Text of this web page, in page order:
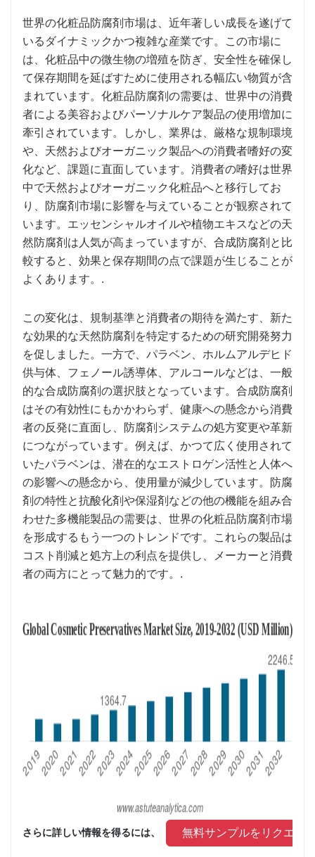
世界の化粧品防腐剤市場は、近年著しい成長を遂げて
いるダイナミックかつ複雑な産業です。この市場に
は、化粧品中の微生物の増殖を防ぎ、安全性を確保し
て保存期間を延ばすために使用される幅広い物質が含
まれています。化粧品防腐剤の需要は、世界中の消費
者による美容およびパーソナルケア製品の使用増加に
牽引されています。しかし、業界は、厳格な規制環境
や、天然およびオーガニック製品への消費者嗜好の変
化など、課題に直面しています。消費者の嗜好は世界
中で天然およびオーガニック化粧品へと移行してお
り、防腐剤市場に影響を与えていることが観察されて
います。エッセンシャルオイルや植物エキスなどの天
然防腐剤は人気が高まっていますが、合成防腐剤と比
較すると、効果と保存期間の点で課題が生じることが
よくあります。.
この変化は、規制基準と消費者の期待を満たす、新た
な効果的な天然防腐剤を特定するための研究開発努力
を促しました。一方で、パラベン、ホルムアルデヒド
供与体、フェノール誘導体、アルコールなどは、一般
的な合成防腐剤の選択肢となっています。合成防腐剤
はその有効性にもかかわらず、健康への懸念から消費
者の反発に直面し、防腐剤システムの処方変更や革新
につながっています。例えば、かつて広く使用されて
いたパラベンは、潜在的なエストロゲン活性と人体へ
の影響への懸念から、使用量が減少しています。防腐
剤の特性と抗酸化剤や保湿剤などの他の機能を組み合
わせた多機能製品の需要は、世界の化粧品防腐剤市場
を形成するもう一つのトレンドです。これらの製品は
コスト削減と処方上の利点を提供し、メーカーと消費
者の両方にとって魅力的です。.
さらに詳しい情報を得るには、 無料サンプルをリクエス